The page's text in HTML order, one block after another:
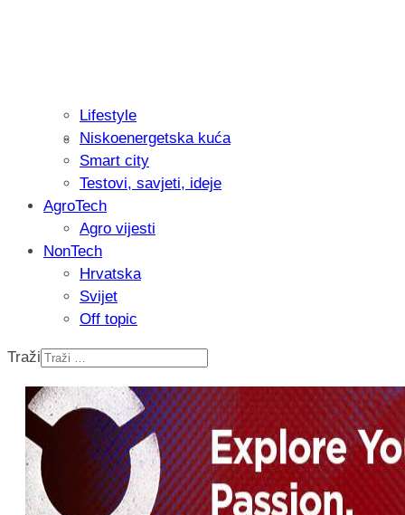
Isprobali smo: Thermostar
Recenzija: Einhell Professional CP-
nikada prije
Lifestyle
Niskoenergetska kuća
Smart city
Testovi, savjeti, ideje
AgroTech
Agro vijesti
NonTech
Hrvatska
Svijet
Off topic
Traži